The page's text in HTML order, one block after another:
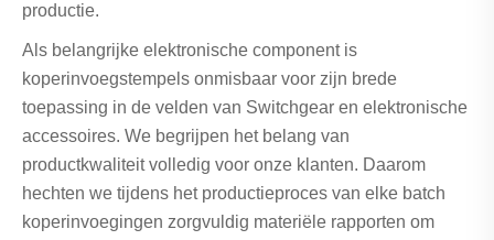
productie.
Als belangrijke elektronische component is
koperinvoegstempels onmisbaar voor zijn brede
toepassing in de velden van Switchgear en elektronische
accessoires. We begrijpen het belang van
productkwaliteit volledig voor onze klanten. Daarom
hechten we tijdens het productieproces van elke batch
koperinvoegingen zorgvuldig materiële rapporten om